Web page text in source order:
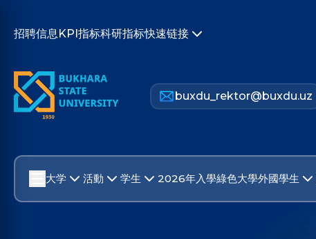
招聘信息KPI指标科研指标快速链接
buxdu_rektor@buxdu.uz
大学 活動 学生 2026年入學綠色大學外國學生